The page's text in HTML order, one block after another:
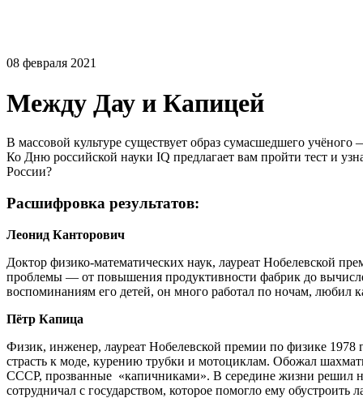
08 февраля 2021
Между Дау и Капицей
В массовой культуре существует образ сумасшедшего
Ко Дню российской науки IQ предлагает вам пройти тест и
России?
Расшифровка результатов:
Леонид Канторович
Доктор физико-математических наук, лауреат Нобелевской
проблемы — от повышения продуктивности фабрик до
воспоминаниям его детей, он много работал по ночам, любил
Пётр Капица
Физик, инженер, лауреат Нобелевской премии по физике
страсть к моде, курению трубки и мотоциклам. Обожал
СССР, прозванные «капичниками». В середине жизни решил
сотрудничал с государством, которое помогло ему обустроить